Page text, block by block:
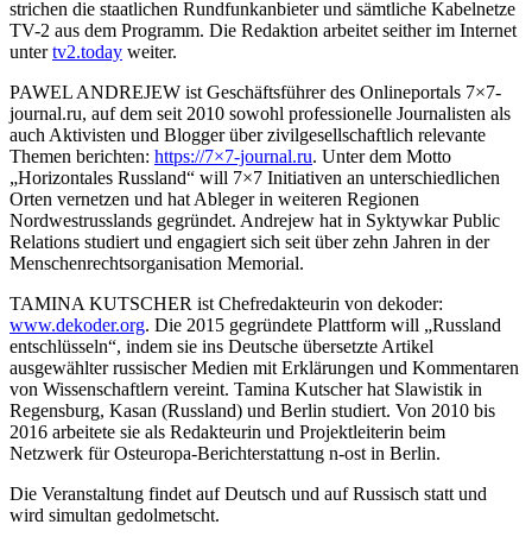
strichen die staatlichen Rundfunkanbieter und sämtliche Kabelnetze
TV-2 aus dem Programm. Die Redaktion arbeitet seither im Internet
untertv2.today weiter.
PAWEL ANDREJEW ist Geschäftsführer des Onlineportals 7×7-
journal.ru, auf dem seit 2010 sowohl professionelle Journalisten als
auch Aktivisten und Blogger über zivilgesellschaftlich relevante
Themen berichten: https://7×7-journal.ru. Unter dem Motto
„Horizontales Russland“ will 7×7 Initiativen an unterschiedlichen
Orten vernetzen und hat Ableger in weiteren Regionen
Nordwestrusslands gegründet. Andrejew hat in Syktywkar Public
Relations studiert und engagiert sich seit über zehn Jahren in der
Menschenrechtsorganisation Memorial.
TAMINA KUTSCHER ist Chefredakteurin von dekoder:
www.dekoder.org. Die 2015 gegründete Plattform will „Russland
entschlüsseln“, indem sie ins Deutsche übersetzte Artikel
ausgewählter russischer Medien mit Erklärungen und Kommentaren
von Wissenschaftlern vereint. Tamina Kutscher hat Slawistik in
Regensburg, Kasan (Russland) und Berlin studiert. Von 2010 bis
2016 arbeitete sie als Redakteurin und Projektleiterin beim
Netzwerk für Osteuropa-Berichterstattung n-ost in Berlin.
Die Veranstaltung findet auf Deutsch und auf Russisch statt und
wird simultan gedolmetscht.